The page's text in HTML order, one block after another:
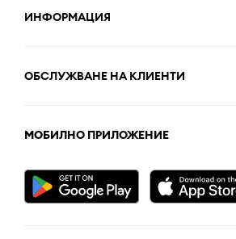
ИНФОРМАЦИЯ
ОБСЛУЖВАНЕ НА КЛИЕНТИ
МОБИЛНО ПРИЛОЖЕНИЕ